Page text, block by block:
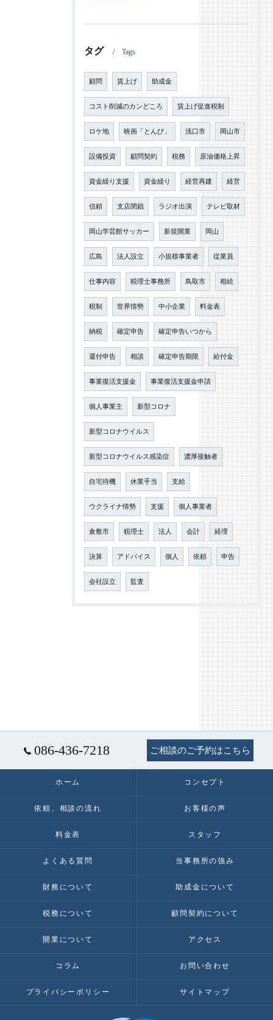
タグ Tags
顧問 賃上げ 助成金
コスト削減のカンどころ 賃上げ促進税制
ロケ地 映画「とんび」 浅口市 岡山市
設備投資 顧問契約 税務 原油価格上昇
資金繰り支援 資金繰り 経営再建 経営
信頼 支店閉鎖 ラジオ出演 テレビ取材
岡山学芸館サッカー 新規開業 岡山
広島 法人設立 小規模事業者 従業員
仕事内容 税理士事務所 鳥取市 相続
税制 世界情勢 中小企業 料金表
納税 確定申告 確定申告いつから
還付申告 相談 確定申告期限 給付金
事業復活支援金 事業復活支援金申請
個人事業主 新型コロナ
新型コロナウイルス
新型コロナウイルス感染症 濃厚接触者
自宅待機 休業手当 支給
ウクライナ情勢 支援 個人事業者
倉敷市 税理士 法人 会計 経理
決算 アドバイス 個人 依頼 申告
会社設立 監査
086-436-7218 ご相談のご予約はこちら
ホーム コンセプト
依頼、相談の流れ お客様の声
料金表 スタッフ
よくある質問 当事務所の強み
財務について 助成金について
税務について 顧問契約について
開業について アクセス
コラム お問い合わせ
プライバシーポリシー サイトマップ